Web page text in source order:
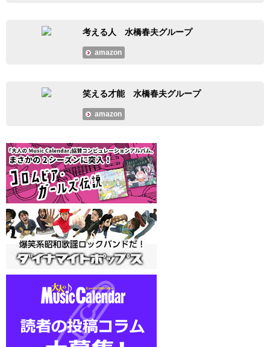
考える人 水橋春夫グループ
amazon
笑える才能 水橋春夫グループ
amazon